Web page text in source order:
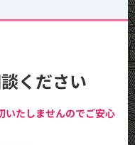
ください
たしませんのでご安心